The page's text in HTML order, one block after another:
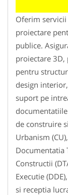
Oferim
proiectare
publice.
proiectare
pentru
design
suport pe
de construire
Urbanism
Documentatia
Constructii
Executie
si receptia